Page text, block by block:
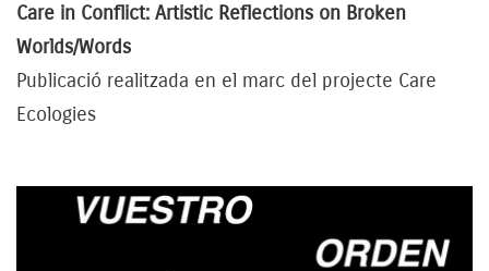
Care in Conflict: Artistic Reflections on Broken
Worlds/Words
Publicació realitzada en el marc del projecte Care
Ecologies